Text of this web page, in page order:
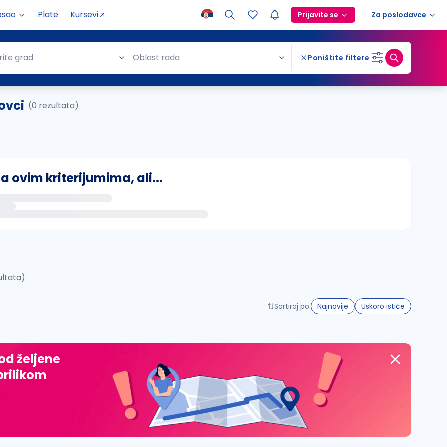
Plate Kursevi Prijavite se Za poslodavce
grad Oblast rada Poništite filtere
(0 rezultata)
ovim kriterijumima, ali...
đ, ž, dž)
Sortiraj po: Najnovije Uskoro ističe
željene